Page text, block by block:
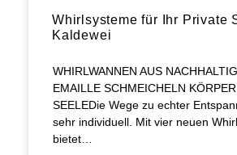
Whirlsysteme für Ihr Private
Kaldewei
WHIRLWANNEN AUS
EMAILLE SCHMEICHELN
SEELEDie Wege zu echter
sehr individuell. Mit vier neuen
bietet…